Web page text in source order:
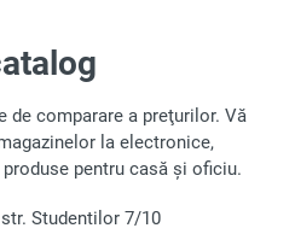
de comparare a preţurilor. Vă
la electronice,
pentru casă și oficiu.
Studentilor 7/10